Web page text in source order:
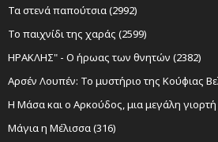
Τα στενά παπούτσια (2992)
Το παιχνίδι της χαράς (2599)
ΗΡΑΚΛΗΣ" - Ο ήρωας των θνητών (2382)
Αρσέν Λουπέν: Το μυστήριο της Κούφιας
Η Μάσα και ο Αρκούδος, μια μεγάλη γιορτή
Μάγια η Μέλισσα (316)